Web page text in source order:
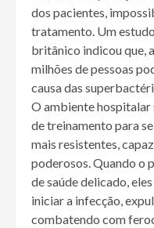
dos pacientes,
tratamento. Um
britânico indicou que,
milhões de pessoas
causa das
O ambiente hospitalar
de treinamento para
mais resistentes,
poderosos. Quando o
de saúde delicado,
iniciar a infecção,
combatendo com